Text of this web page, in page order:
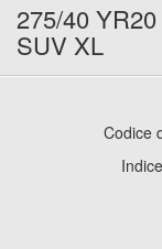
275/40
SUV XL
Codice